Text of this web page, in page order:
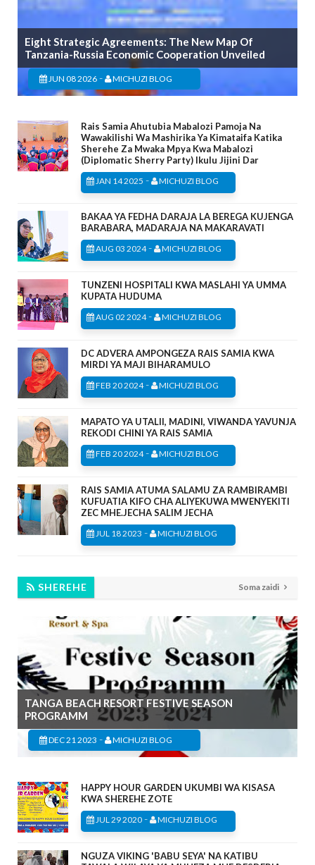
Eight Strategic Agreements: The New Map Of
Tanzania-Russia Economic Cooperation Unveiled
JUN 08 2026 - MICHUZI BLOG
Rais Samia Ahutubia Mabalozi Pamoja Na
Wawakilishi Wa Mashirika Ya Kimataifa Katika
Sherehe Za Mwaka Mpya Kwa Mabalozi
(Diplomatic Sherry Party) Ikulu Jijini Dar
JAN 14 2025 - MICHUZI BLOG
BAKAA YA FEDHA DARAJA LA BEREGA KUJENGA
BARABARA, MADARAJA NA MAKARAVATI
AUG 03 2024- MICHUZI BLOG
TUNZENI HOSPITALI KWA MASLAHI YA UMMA
KUPATA HUDUMA
AUG 02 2024- MICHUZI BLOG
DC ADVERA AMPONGEZA RAIS SAMIA KWA
MIRDI YA MAJI BIHARAMULO
FEB 20 2024- MICHUZI BLOG
MAPATO YA UTALII, MADINI, VIWANDA YAVUNJA
REKODI CHINI YA RAIS SAMIA
FEB 20 2024- MICHUZI BLOG
RAIS SAMIA ATUMA SALAMU ZA RAMBIRAMBI
KUFUATIA KIFO CHA ALIYEKUWA MWENYEKITI
ZEC MHE.JECHA SALIM JECHA
JUL 18 2023 - MICHUZI BLOG
SHEREHE Soma zaidi
TANGA BEACH RESORT FESTIVE SEASON
PROGRAMM
DEC 21 2023 - MICHUZI BLOG
HAPPY HOUR GARDEN UKUMBI WA KISASA
KWA SHEREHE ZOTE
JUL 29 2020 - MICHUZI BLOG
NGUZA VIKING 'BABU SEYA' NA KATIBU